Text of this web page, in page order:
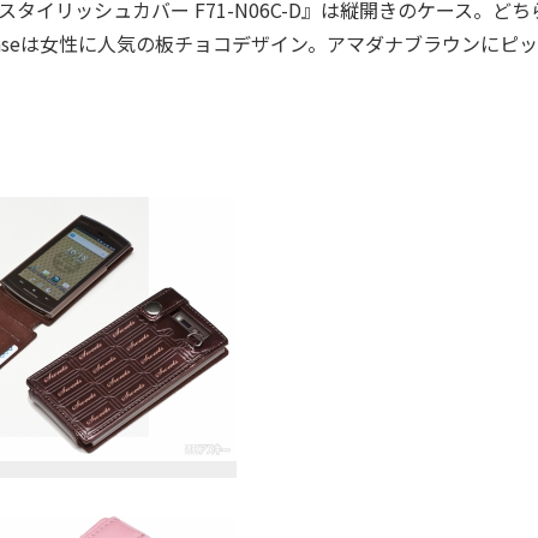
イリッシュカバー F71-N06C-D』は縦開きのケース。どち
は女性に人気の板チョコデザイン。アマダナブラウンにピ